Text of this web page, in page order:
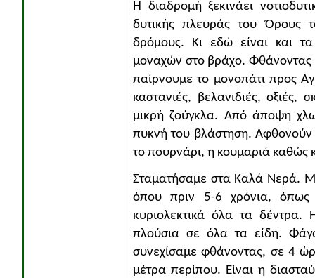
Η διαδρομή ξεκινάει
δυτικής πλευράς του Όρους
δρόμους. Κι εδώ είναι και
μοναχών στο βράχο.
παίρνουμε το μονοπάτι προς
καστανιές, βελανιδιές, οξιές,
μικρή ζούγκλα. Από άποψη
πυκνή του βλάστηση.
το πουρνάρι, η κουμαριά καθώς
Σταματήσαμε στα Καλά Νερά.
όπου πριν 5-6 χρόνια, όπως
κυριολεκτικά όλα τα
πλούσια σε όλα τα είδη.
συνεχίσαμε φθάνοντας, σε 4
μέτρα περίπου. Είναι η